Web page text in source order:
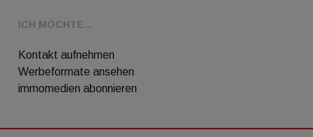
ICH MÖCHTE...
Kontakt aufnehmen
Werbeformate ansehen
immomedien abonnieren